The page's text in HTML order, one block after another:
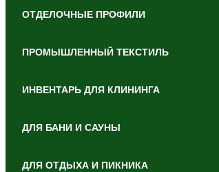
ОТДЕЛОЧНЫЕ ПРОФИЛИ
ПРОМЫШЛЕННЫЙ ТЕКСТИЛЬ
ИНВЕНТАРЬ ДЛЯ КЛИНИНГА
ДЛЯ БАНИ И САУНЫ
ДЛЯ ОТДЫХА И ПИКНИКА